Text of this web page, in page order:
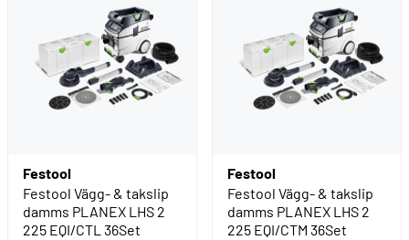
Festool
Festool Vägg- & takslip
damms PLANEX LHS 2
225 EQI/CTL 36Set
Festool
Festool Vägg- & takslip
damms PLANEX LHS 2
225 EQI/CTM 36Set